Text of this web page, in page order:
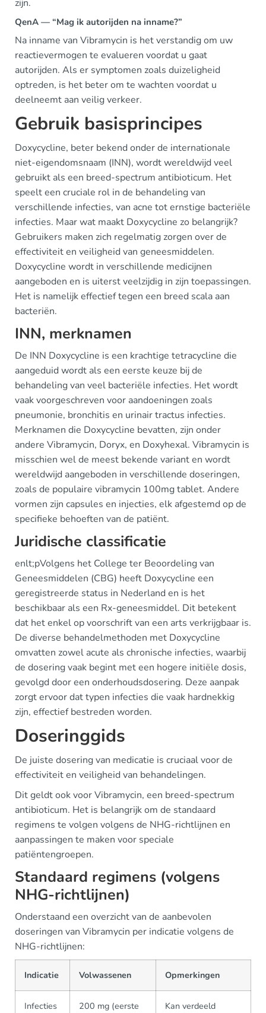
zijn.
QenA — “Mag ik autorijden na inname?”
Na inname van Vibramycin is het verstandig om uw
reactievermogen te evalueren voordat u gaat
autorijden. Als er symptomen zoals duizeligheid
optreden, is het beter om te wachten voordat u
deelneemt aan veilig verkeer.
Gebruik basisprincipes
Doxycycline, beter bekend onder de internationale
niet-eigendomsnaam (INN), wordt wereldwijd veel
gebruikt als een breed-spectrum antibioticum. Het
speelt een cruciale rol in de behandeling van
verschillende infecties, van acne tot ernstige bacteriële
infecties. Maar wat maakt Doxycycline zo belangrijk?
Gebruikers maken zich regelmatig zorgen over de
effectiviteit en veiligheid van geneesmiddelen.
Doxycycline wordt in verschillende medicijnen
aangeboden en is uiterst veelzijdig in zijn toepassingen.
Het is namelijk effectief tegen een breed scala aan
bacteriën.
INN, merknamen
De INN Doxycycline is een krachtige tetracycline die
aangeduid wordt als een eerste keuze bij de
behandeling van veel bacteriële infecties. Het wordt
vaak voorgeschreven voor aandoeningen zoals
pneumonie, bronchitis en urinair tractus infecties.
Merknamen die Doxycycline bevatten, zijn onder
andere Vibramycin, Doryx, en Doxyhexal. Vibramycin is
misschien wel de meest bekende variant en wordt
wereldwijd aangeboden in verschillende doseringen,
zoals de populaire vibramycin 100mg tablet. Andere
vormen zijn capsules en injecties, elk afgestemd op de
specifieke behoeften van de patiënt.
Juridische classificatie
enlt;pVolgens het College ter Beoordeling van
Geneesmiddelen (CBG) heeft Doxycycline een
geregistreerde status in Nederland en is het
beschikbaar als een Rx-geneesmiddel. Dit betekent
dat het enkel op voorschrift van een arts verkrijgbaar is.
De diverse behandelmethoden met Doxycycline
omvatten zowel acute als chronische infecties, waarbij
de dosering vaak begint met een hogere initiële dosis,
gevolgd door een onderhoudsdosering. Deze aanpak
zorgt ervoor dat typen infecties die vaak hardnekkig
zijn, effectief bestreden worden.
Doseringgids
De juiste dosering van medicatie is cruciaal voor de
effectiviteit en veiligheid van behandelingen.
Dit geldt ook voor Vibramycin, een breed-spectrum
antibioticum. Het is belangrijk om de standaard
regimens te volgen volgens de NHG-richtlijnen en
aanpassingen te maken voor speciale
patiëntengroepen.
Standaard regimens (volgens
NHG-richtlijnen)
Onderstaand een overzicht van de aanbevolen
doseringen van Vibramycin per indicatie volgens de
NHG-richtlijnen:
Indicatie Volwassenen Opmerkingen
Infecties
200 mg (eerste
Kan verdeeld